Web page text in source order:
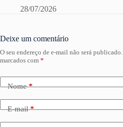
28/07/2026
Deixe um comentário
O seu endereço de e-mail não será publicado.
marcados com *
Nome*
E-mail*